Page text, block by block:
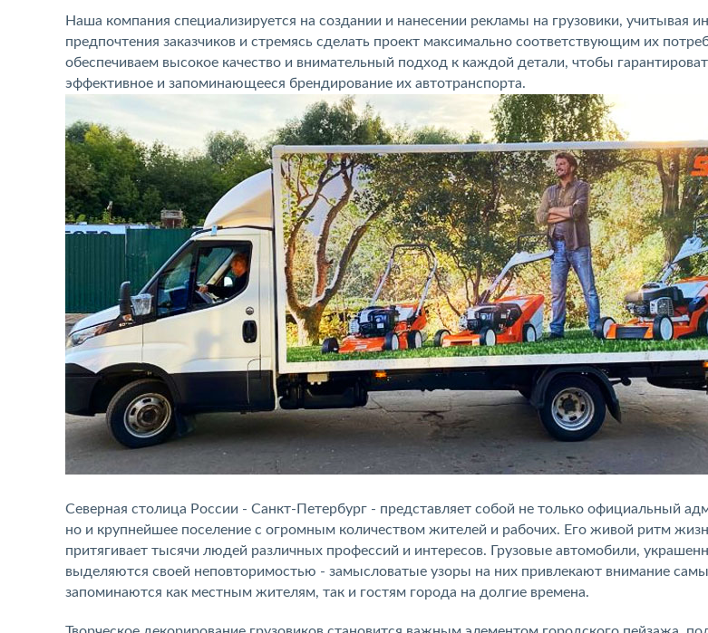
Наша компания специализируется на создании и нанесении рекламы на грузовики, учитывая
предпочтения заказчиков и стремясь сделать проект максимально соответствующим их
обеспечиваем высокое качество и внимательный подход к каждой детали, чтобы
эффективное и запоминающееся брендирование их автотранспорта.
Северная столица России - Санкт-Петербург - представляет собой не только официальный
но и крупнейшее поселение с огромным количеством жителей и рабочих. Его живой ритм
притягивает тысячи людей различных профессий и интересов. Грузовые автомобили,
выделяются своей неповторимостью - замысловатые узоры на них привлекают внимание
запоминаются как местным жителям, так и гостям города на долгие времена.